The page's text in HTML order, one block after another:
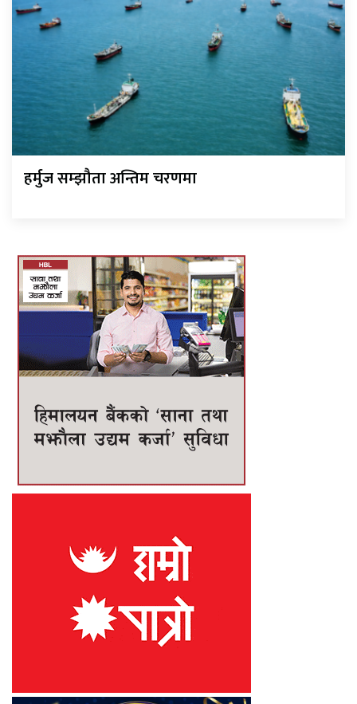
हर्मुज सम्झौता अन्तिम चरणमा